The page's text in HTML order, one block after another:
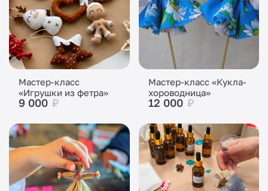
Мастер-класс
«Игрушки из фетра»
9 000 ₽
Мастер-класс «Кукла-
хороводница»
12 000 ₽